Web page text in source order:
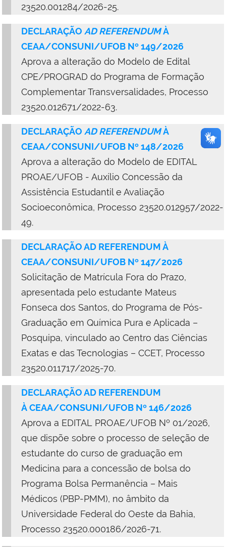
23520.001284/2026-25.
DECLARAÇÃO AD REFERENDUMÀ
CEAA/CONSUNI/UFOB Nº 149/2026
Aprova a alteração do Modelo de Edital
CPE/PROGRAD do Programa de Formação
Complementar Transversalidades, Processo
23520.012671/2022-63.
DECLARAÇÃO AD REFERENDUMÀ
CEAA/CONSUNI/UFOB Nº 148/2026
Aprova a alteração do Modelo de EDITAL
PROAE/UFOB - Auxílio Concessão da
Assistência Estudantil e Avaliação
Socioeconômica, Processo 23520.012957/2022-
49.
DECLARAÇÃO AD REFERENDUM À
CEAA/CONSUNI/UFOB Nº 147/2026
Solicitação de Matrícula Fora do Prazo,
apresentada pelo estudante Mateus
Fonseca dos Santos, do Programa de Pós-
Graduação em Química Pura e Aplicada –
Posquipa, vinculado ao Centro das Ciências
Exatas e das Tecnologias – CCET, Processo
23520.011717/2025-70.
DECLARAÇÃO AD REFERENDUM
ÀCEAA/CONSUNI/UFOB Nº 146/2026
Aprova a EDITAL PROAE/UFOB Nº 01/2026,
que dispõe sobre o processo de seleção de
estudante do curso de graduação em
Medicina para a concessão de bolsa do
Programa Bolsa Permanência – Mais
Médicos (PBP-PMM), no âmbito da
Universidade Federal do Oeste da Bahia,
Processo 23520.000186/2026-71.